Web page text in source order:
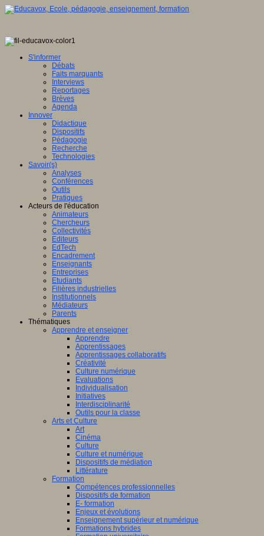
S'informer
Débats
Faits marquants
Interviews
Reportages
Brèves
Agenda
Innover
Didactique
Dispositifs
Pédagogie
Recherche
Technologies
Savoir(s)
Analyses
Conférences
Outils
Pratiques
Acteurs de l'éducation
Animateurs
Chercheurs
Collectivités
Editeurs
EdTech
Encadrement
Enseignants
Entreprises
Etudiants
Filières industrielles
Institutionnels
Médiateurs
Parents
Thématiques
Apprendre et enseigner
Apprendre
Apprentissages
Apprentissages collaboratifs
Créativité
Culture numérique
Evaluations
Individualisation
Initiatives
Interdisciplinarité
Outils pour la classe
Arts et Culture
Art
Cinéma
Culture
Culture et numérique
Dispositifs de médiation
Littérature
Formation
Compétences professionnelles
Dispositifs de formation
E- formation
Enjeux et évolutions
Enseignement supérieur et numérique
Formations hybrides